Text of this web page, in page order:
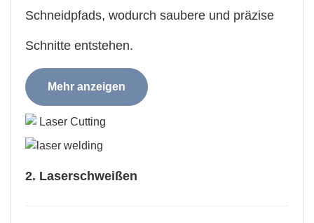
Schneidpfads, wodurch saubere und präzise
Schnitte entstehen.
Mehr anzeigen
2. Laserschweißen